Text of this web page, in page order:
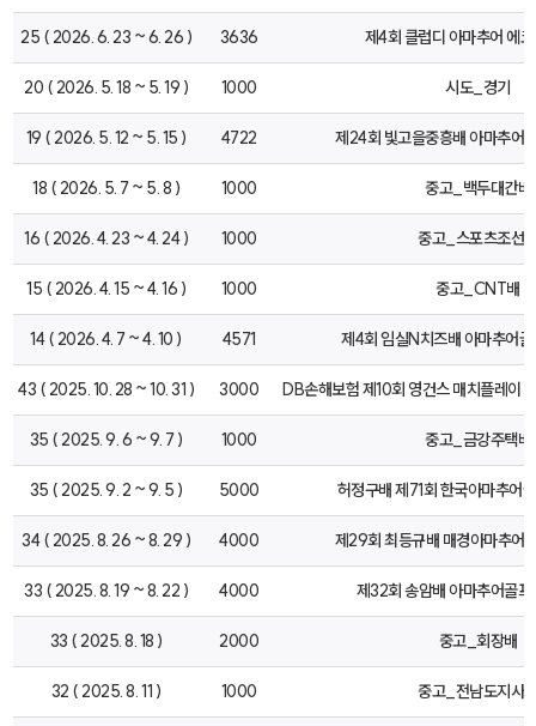
25 ( 2026. 6. 23 ~ 6. 26 ) 3636 제4회 클럽디 아마추어 에
20 ( 2026. 5. 18 ~ 5. 19 ) 1000 시도_경기
19 ( 2026. 5. 12 ~ 5. 15 ) 4722 제24회 빛고을중흥배 아마추어
18 ( 2026. 5. 7 ~ 5. 8 ) 1000 중고_백두대간배
16 ( 2026. 4. 23 ~ 4. 24 ) 1000 중고_스포츠조선
15 ( 2026. 4. 15 ~ 4. 16 ) 1000 중고_CNT배
14 ( 2026. 4. 7 ~ 4. 10 ) 4571 제4회 임실N치즈배 아마추어
43 ( 2025. 10. 28 ~ 10. 31 ) 3000 DB손해보험 제10회 영건스 매치플레이
35 ( 2025. 9. 6 ~ 9. 7 ) 1000 중고_금강주택배
35 ( 2025. 9. 2 ~ 9. 5 ) 5000 허정구배 제71회 한국아마추어
34 ( 2025. 8. 26 ~ 8. 29 ) 4000 제29회 최등규배 매경아마추어
33 ( 2025. 8. 19 ~ 8. 22 ) 4000 제32회 송암배 아마추어골프
33 ( 2025. 8. 18 ) 2000 중고_회장배
32 ( 2025. 8. 11 ) 1000 중고_전남도지사